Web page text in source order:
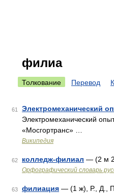
филиа
Толкование Перевод
61 Электромеханический
Электромеханический
«Мосгортранс» …
Википедия
62 колледж-филиал — (2 м 2
Орфографический словарь
63 филиация — (1 ж), Р., Д.,